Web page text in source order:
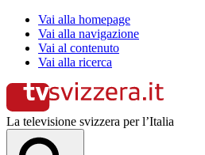
Vai alla homepage
Vai alla navigazione
Vai al contenuto
Vai alla ricerca
La televisione svizzera per l’Italia